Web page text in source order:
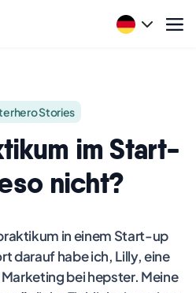
Stories
im Start-
nicht?
in einem Start-up
darauf habe ich, Lilly, eine
bei hepster. Meine